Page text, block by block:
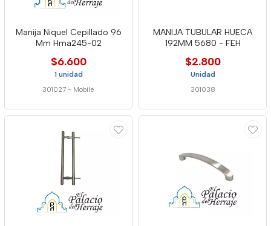
Manija Niquel Cepillado 96
Mm Hma245-02
$6.600
1 unidad
301027 - Mobile
MANIJA TUBULAR HUECA
192MM 5680 - FEH
$2.800
Unidad
301038